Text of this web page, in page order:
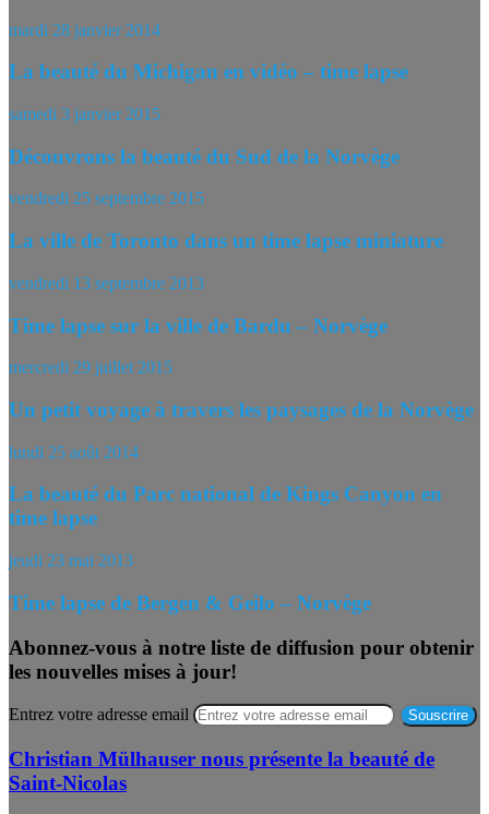
mardi 28 janvier 2014
La beauté du Michigan en vidéo – time lapse
samedi 3 janvier 2015
Découvrons la beauté du Sud de la Norvège
vendredi 25 septembre 2015
La ville de Toronto dans un time lapse miniature
vendredi 13 septembre 2013
Time lapse sur la ville de Bardu – Norvège
mercredi 29 juillet 2015
Un petit voyage à travers les paysages de la Norvège
lundi 25 août 2014
La beauté du Parc national de Kings Canyon en
time lapse
jeudi 23 mai 2013
Time lapse de Bergen & Geilo – Norvège
Abonnez-vous à notre liste de diffusion pour obtenir
les nouvelles mises à jour!
Entrez votre adresse email
Christian Mülhauser nous présente la beauté de
Saint-Nicolas